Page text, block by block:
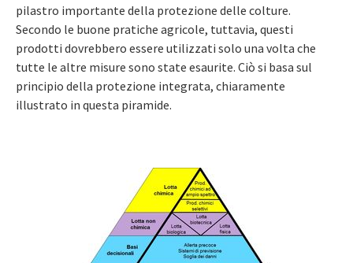
pilastro importante della protezione delle colture.
Secondo le buone pratiche agricole, tuttavia, questi
prodotti dovrebbero essere utilizzati solo una volta che
tutte le altre misure sono state esaurite. Ciò si basa sul
principio della protezione integrata, chiaramente
illustrato in questa piramide.